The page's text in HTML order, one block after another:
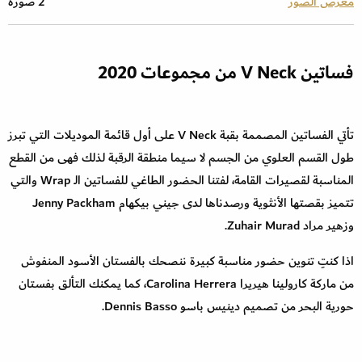
فساتين V Neck من مجموعات 2020
تأتي الفساتين المصممة بقبة V Neck على أول قائمة الموديلات التي تبرز
طول القسم العلوي من الجسم لا سيما منطقة الرقبة لذلك فهى من القطع
المناسبة لقصيرات القامة، لفتنا الحضور الطاغي للفساتين الـ Wrap والتي
تتميز بقصتها الأنثوية ورصدناها لدى جيني بيكهام Jenny Packham
وزهير مراد Zuhair Murad.
اذا كنتِ تنوين حضور مناسبة كبيرة ننصحك بالفستان الأسود المنفوش
من ماركة كارولينا هيريرا Carolina Herrera، كما يمكنك التألق بفستان
حورية البحر من تصميم دينيس باسو Dennis Basso.